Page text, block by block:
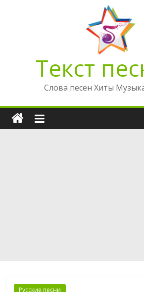
Текст
Слова песен Хиты
Русские песни